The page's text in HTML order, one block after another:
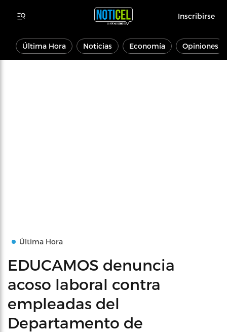
Inscribirse
Última Hora Noticias Economía Opiniones
Última Hora
EDUCAMOS denuncia
acoso laboral contra
empleadas del
Departamento de